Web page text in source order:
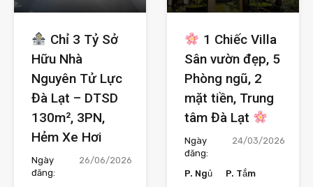
Chỉ 3 Tỷ Sở
Hữu Nhà
Nguyên Tử Lực
Đà Lạt – DTSD
130m², 3PN,
Hẻm Xe Hơi
Ngày
đăng:
26/06/2026
1 Chiếc Villa
Sân vườn đẹp, 5
Phòng ngũ, 2
mặt tiền, Trung
tâm Đà Lạt
Ngày
đăng:
24/03/2026
P. Ngủ P. Tắm